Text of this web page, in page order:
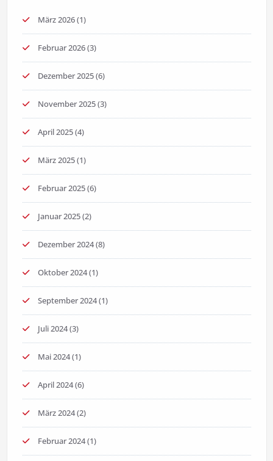
März 2026(1)
Februar 2026(3)
Dezember 2025(6)
November 2025(3)
April 2025(4)
März 2025(1)
Februar 2025(6)
Januar 2025(2)
Dezember 2024(8)
Oktober 2024(1)
September 2024(1)
Juli 2024(3)
Mai 2024(1)
April 2024(6)
März 2024(2)
Februar 2024(1)